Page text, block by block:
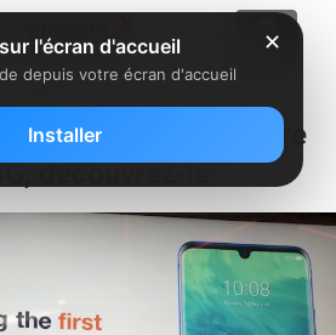
lancer son propre
découvrez-le
✕
l'écran d'accueil
depuis votre écran d'accueil
Installer